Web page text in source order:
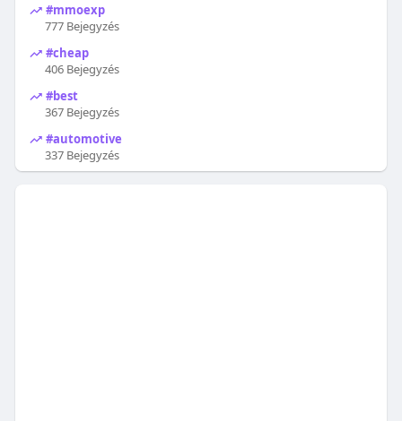
#mmoexp
777 Bejegyzés
#cheap
406 Bejegyzés
#best
367 Bejegyzés
#automotive
337 Bejegyzés